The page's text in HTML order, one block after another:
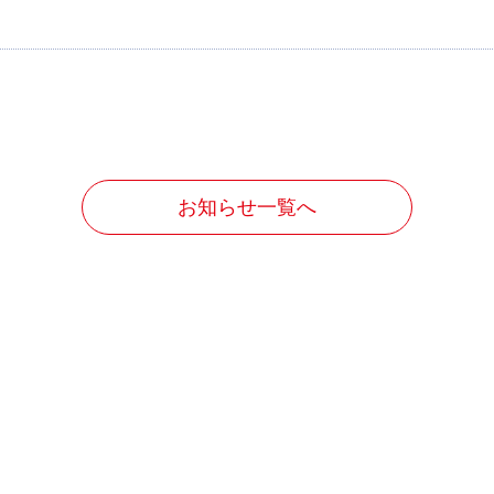
お知らせ一覧へ